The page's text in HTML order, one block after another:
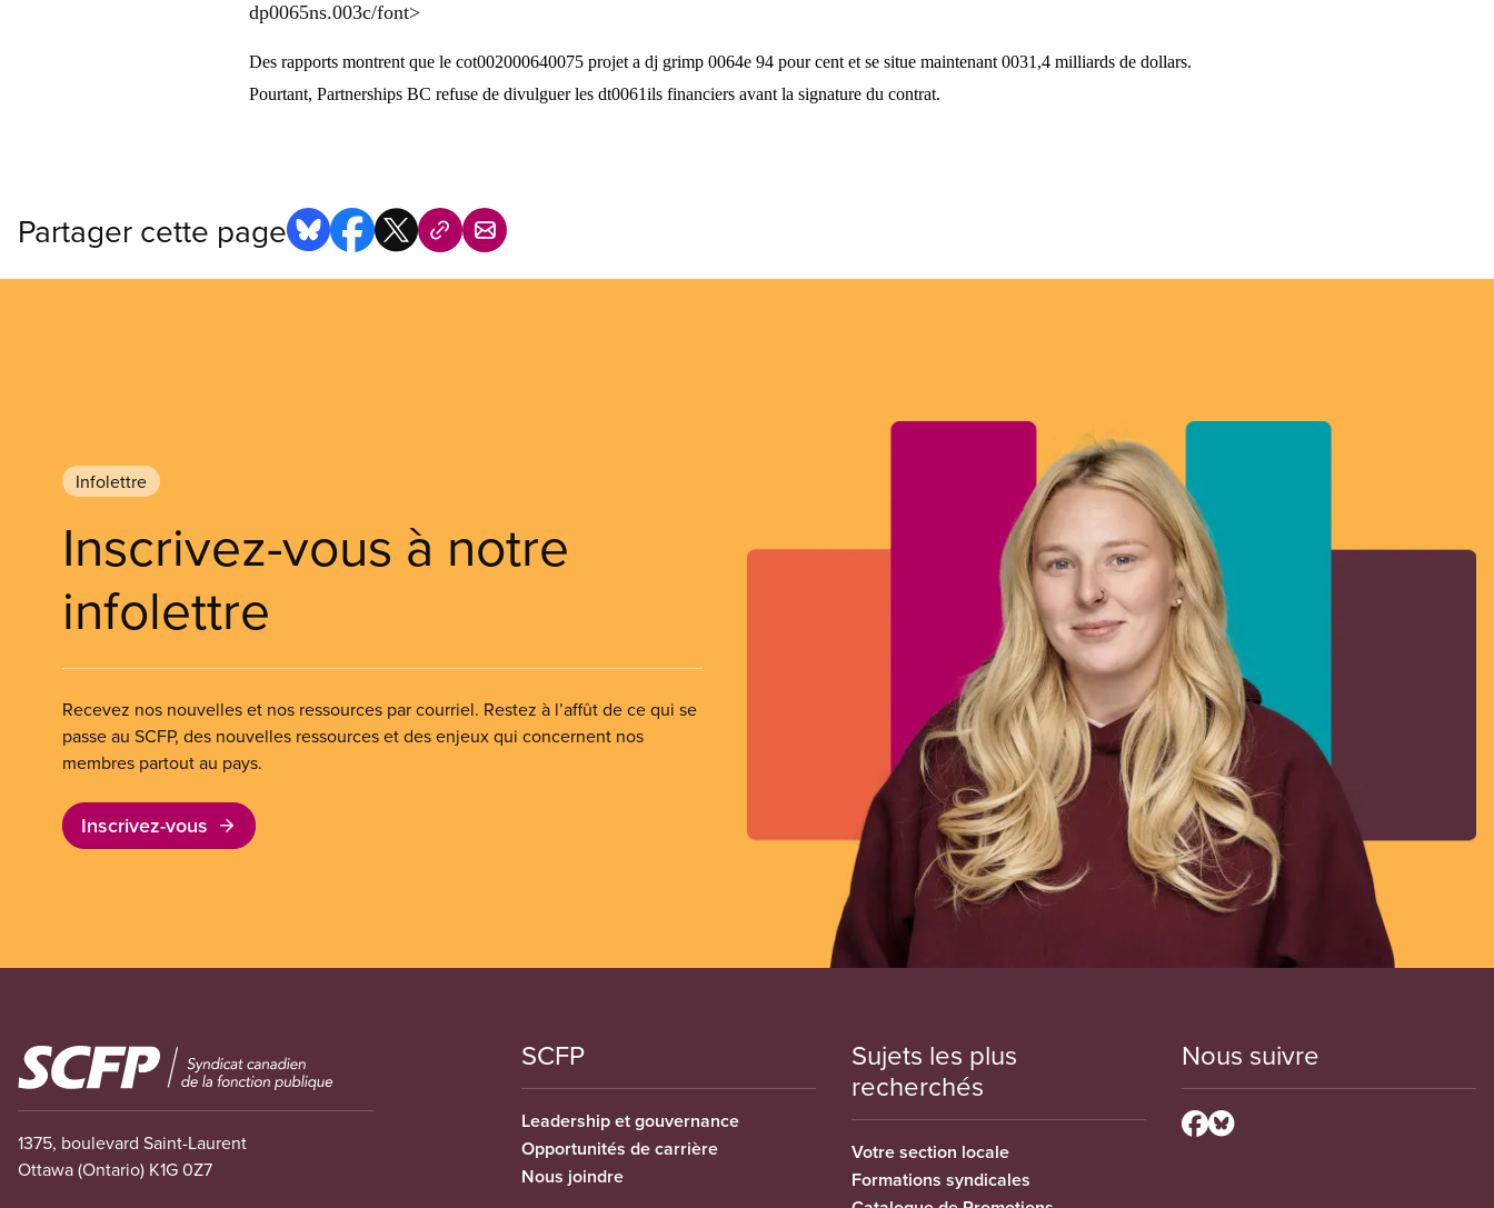
dp0065ns.003c/font>
Des rapports montrent que le cot002000640075 projet a dj grimp 0064e 94 pour cent et se situe maintenant 0031,4 milliards de dollars.
Pourtant, Partnerships BC refuse de divulguer les dt0061ils financiers avant la signature du contrat.
Partager cette page
Infolettre
Inscrivez-vous à notre
infolettre
Recevez nos nouvelles et nos ressources par courriel. Restez à l’affût de ce qui se
passe au SCFP, des nouvelles ressources et des enjeux qui concernent nos
membres partout au pays.
Inscrivez-vous
Image
1375, boulevard Saint-Laurent
Ottawa (Ontario) K1G 0Z7
SCFP
Leadership et gouvernance
Opportunités de carrière
Nous joindre
Sujets les plus
recherchés
Votre section locale
Formations syndicales
Nous suivre